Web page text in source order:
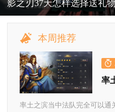
影之刃37天怎样选择送礼物
本周推荐
率土之滨当中法队完全可以通